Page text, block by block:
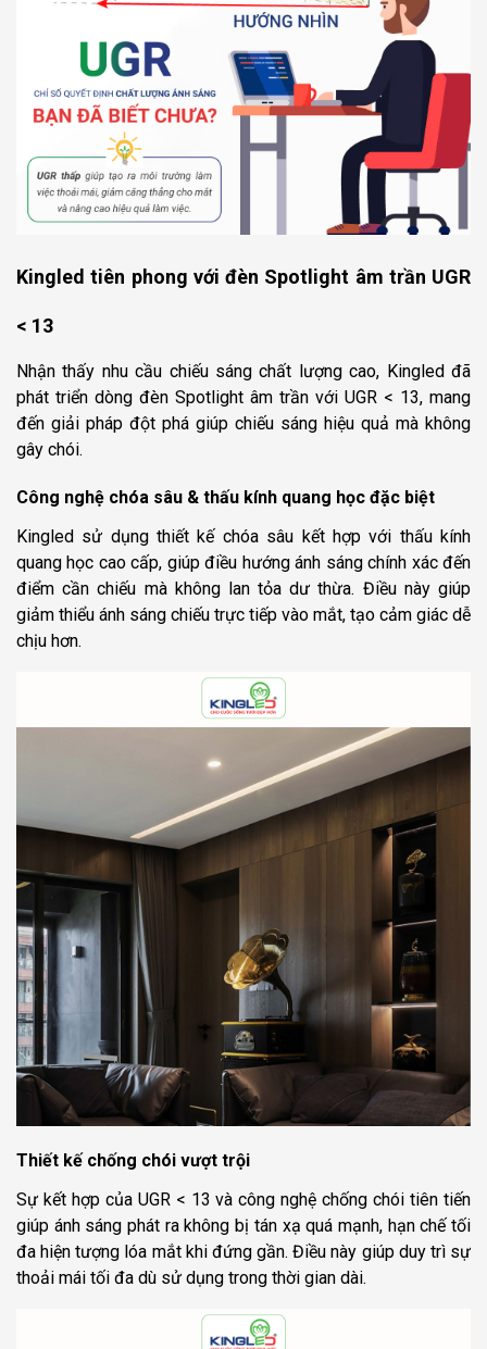
Kingled tiên phong với đèn Spotlight âm trần UGR
< 13
Nhận thấy nhu cầu chiếu sáng chất lượng cao, Kingled đã
phát triển dòng đèn Spotlight âm trần với UGR < 13, mang
đến giải pháp đột phá giúp chiếu sáng hiệu quả mà không
gây chói.
Công nghệ chóa sâu & thấu kính quang học đặc biệt
Kingled sử dụng thiết kế chóa sâu kết hợp với thấu kính
quang học cao cấp, giúp điều hướng ánh sáng chính xác đến
điểm cần chiếu mà không lan tỏa dư thừa. Điều này giúp
giảm thiểu ánh sáng chiếu trực tiếp vào mắt, tạo cảm giác dễ
chịu hơn.
Thiết kế chống chói vượt trội
Sự kết hợp của UGR < 13 và công nghệ chống chói tiên tiến
giúp ánh sáng phát ra không bị tán xạ quá mạnh, hạn chế tối
đa hiện tượng lóa mắt khi đứng gần. Điều này giúp duy trì sự
thoải mái tối đa dù sử dụng trong thời gian dài.